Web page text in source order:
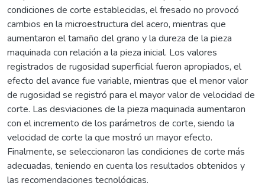
condiciones de corte establecidas, el fresado no provocó
cambios en la microestructura del acero, mientras que
aumentaron el tamaño del grano y la dureza de la pieza
maquinada con relación a la pieza inicial. Los valores
registrados de rugosidad superficial fueron apropiados, el
efecto del avance fue variable, mientras que el menor valor
de rugosidad se registró para el mayor valor de velocidad de
corte. Las desviaciones de la pieza maquinada aumentaron
con el incremento de los parámetros de corte, siendo la
velocidad de corte la que mostró un mayor efecto.
Finalmente, se seleccionaron las condiciones de corte más
adecuadas, teniendo en cuenta los resultados obtenidos y
las recomendaciones tecnológicas.